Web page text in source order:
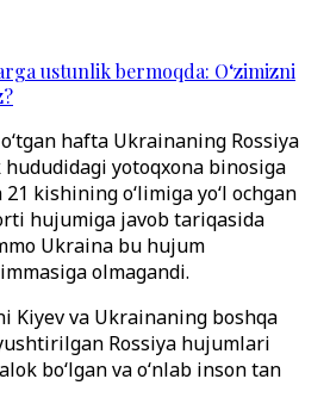
ustunlik bermoqda: O‘zimizni
hafta Ukrainaning Rossiya
yotoqxona binosiga
kishining o‘limiga yo‘l ochgan
hujumiga javob tariqasida
Ukraina bu hujum
olmagandi.
Kiyev va Ukrainaning boshqa
Rossiya hujumlari
bo‘lgan va o‘nlab inson tan